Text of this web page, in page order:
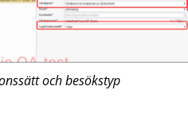
och besökstyp